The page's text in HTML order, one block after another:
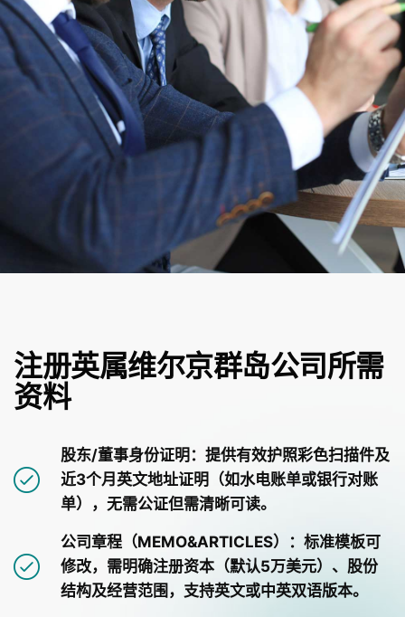
注册英属维尔京群岛公司所需
资料
股东/董事身份证明：提供有效护照彩色扫描件及
近3个月英文地址证明（如水电账单或银行对账
单），无需公证但需清晰可读。
公司章程（MEMO&ARTICLES）：标准模板可
修改，需明确注册资本（默认5万美元）、股份
结构及经营范围，支持英文或中英双语版本。